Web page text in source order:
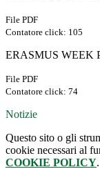
File PDF
Contatore click: 105
ERASMUS WEEK
File PDF
Contatore click: 74
Notizie
Questo sito o gli
cookie necessari al
COOKIE POLICY.